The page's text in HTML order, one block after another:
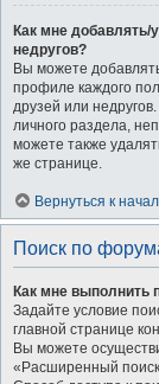
Как мне добавлять/
недругов?
Вы можете
профиле каждого
друзей или
личного раздела,
можете также
же странице.
Вернуться к
Поиск по
Как мне
Задайте условие
главной странице
Вы можете
«Расширенный